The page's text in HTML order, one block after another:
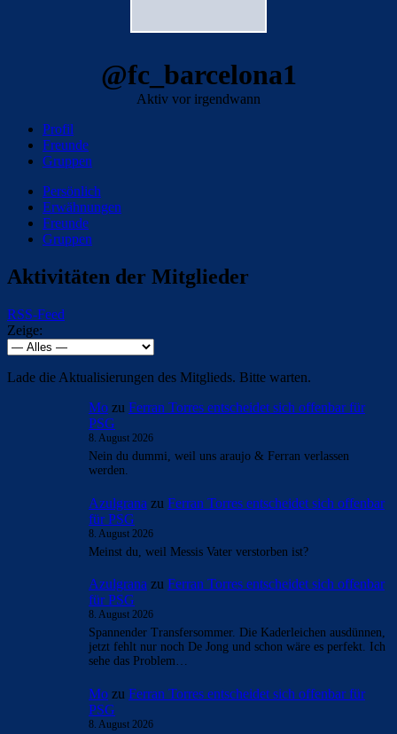
@fc_barcelona1
Aktiv vor irgendwann
Profil
Freunde
Gruppen
Persönlich
Erwähnungen
Freunde
Gruppen
Aktivitäten der Mitglieder
RSS-Feed
Zeige:
Lade die Aktualisierungen des Mitglieds. Bitte warten.
Mo zu Ferran Torres entscheidet sich offenbar für
PSG
8. August 2026
Nein du dummi, weil uns araujo & Ferran verlassen
werden.
Azulgrana zu Ferran Torres entscheidet sich offenbar
für PSG
8. August 2026
Meinst du, weil Messis Vater verstorben ist?
Azulgrana zu Ferran Torres entscheidet sich offenbar
für PSG
8. August 2026
Spannender Transfersommer. Die Kaderleichen ausdünnen,
jetzt fehlt nur noch De Jong und schon wäre es perfekt. Ich
sehe das Problem…
Mo zu Ferran Torres entscheidet sich offenbar für
PSG
8. August 2026